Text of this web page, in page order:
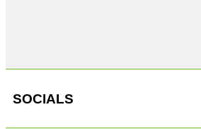
SOCIALS